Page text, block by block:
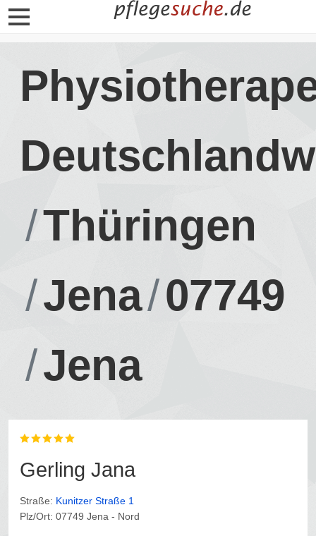
Thüringen
Jena 07749
Jena
Gerling Jana
Straße: Kunitzer Straße 1
Plz/Ort: 07749 Jena - Nord